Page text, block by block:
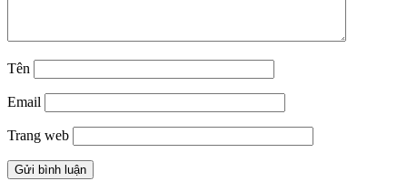
Tên
Email
Trang web